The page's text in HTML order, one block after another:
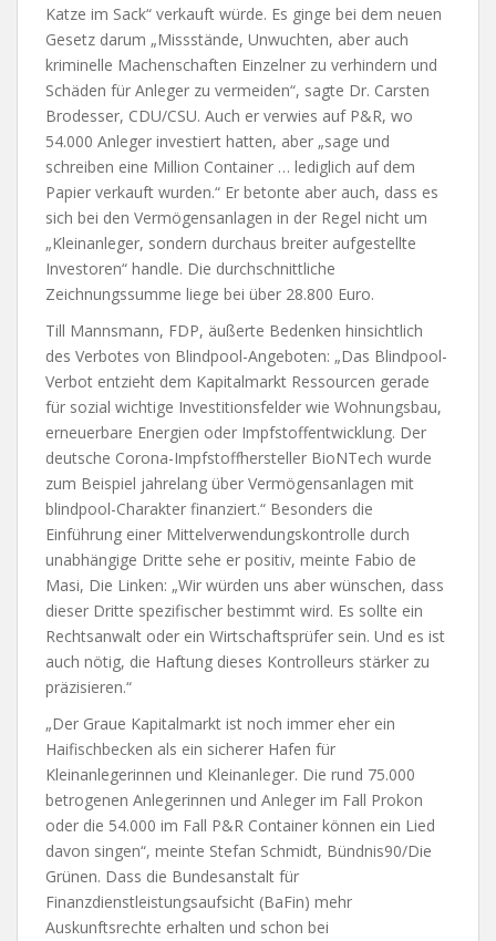
Katze im Sack“ verkauft würde. Es ginge bei dem neuen
Gesetz darum „Missstände, Unwuchten, aber auch
kriminelle Machenschaften Einzelner zu verhindern und
Schäden für Anleger zu vermeiden“, sagte Dr. Carsten
Brodesser, CDU/CSU. Auch er verwies auf P&R, wo
54.000 Anleger investiert hatten, aber „sage und
schreiben eine Million Container … lediglich auf dem
Papier verkauft wurden.“ Er betonte aber auch, dass es
sich bei den Vermögensanlagen in der Regel nicht um
„Kleinanleger, sondern durchaus breiter aufgestellte
Investoren“ handle. Die durchschnittliche
Zeichnungssumme liege bei über 28.800 Euro.
Till Mannsmann, FDP, äußerte Bedenken hinsichtlich
des Verbotes von Blindpool-Angeboten: „Das Blindpool-
Verbot entzieht dem Kapitalmarkt Ressourcen gerade
für sozial wichtige Investitionsfelder wie Wohnungsbau,
erneuerbare Energien oder Impfstoffentwicklung. Der
deutsche Corona-Impfstoffhersteller BioNTech wurde
zum Beispiel jahrelang über Vermögensanlagen mit
blindpool-Charakter finanziert.“ Besonders die
Einführung einer Mittelverwendungskontrolle durch
unabhängige Dritte sehe er positiv, meinte Fabio de
Masi, Die Linken: „Wir würden uns aber wünschen, dass
dieser Dritte spezifischer bestimmt wird. Es sollte ein
Rechtsanwalt oder ein Wirtschaftsprüfer sein. Und es ist
auch nötig, die Haftung dieses Kontrolleurs stärker zu
präzisieren.“
„Der Graue Kapitalmarkt ist noch immer eher ein
Haifischbecken als ein sicherer Hafen für
Kleinanlegerinnen und Kleinanleger. Die rund 75.000
betrogenen Anlegerinnen und Anleger im Fall Prokon
oder die 54.000 im Fall P&R Container können ein Lied
davon singen“, meinte Stefan Schmidt, Bündnis90/Die
Grünen. Dass die Bundesanstalt für
Finanzdienstleistungsaufsicht (BaFin) mehr
Auskunftsrechte erhalten und schon bei